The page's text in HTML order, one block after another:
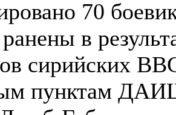
70
в
сирийских
пунктам